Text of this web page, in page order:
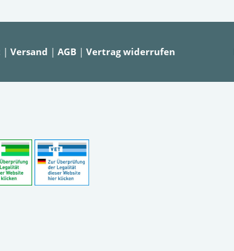
| Versand | AGB | Vertrag widerrufen